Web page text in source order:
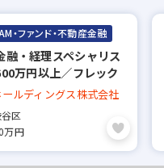
・ファンド・不動産金融
・経理スペシャリス
万円以上／フレック
用！
ルディングス株式会社
区
万円